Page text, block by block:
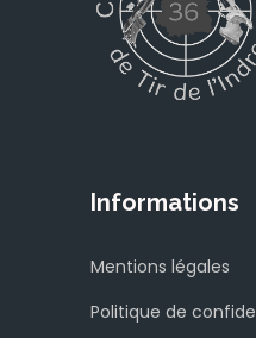
Assemblée Générale
LA CHAUSSEE SAINT VICTOR
CHABRIS (36)
07 ET 08 NOVEMBRE 2026
Championnat
carabine Précision
Informations
Mentions légales
Politique de